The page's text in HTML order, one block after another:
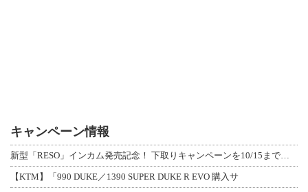
キャンペーン情報
新型「RESO」インカム発売記念！ 下取りキャンペーンを10/15まで延長して開
【KTM】「990 DUKE／1390 SUPER DUKE R EVO 購入サ